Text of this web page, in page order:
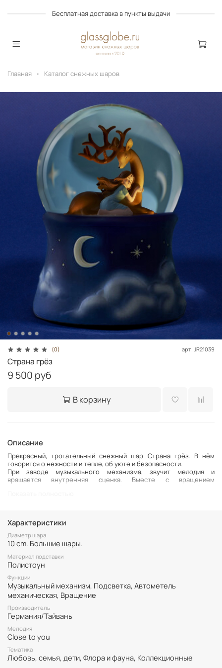
Бесплатная доставка в пункты выдачи
Главная Каталог снежных шаров
(0) арт. JR21039
Страна грёз
9 500 руб
В корзину
Описание
Прекрасный, трогательный снежный шар Страна грёз. В нём
говорится о нежности и тепле, об уюте и безопасности.
При заводе музыкального механизма, звучит мелодия и
вращается внутренняя сценка. Вместе с вращением
освещает шар, придавая ему атмосферности.
Характеристики
Диаметр шара
10 cm. Большие шары.
Материал подставки
Полистоун
Функции
Музыкальный механизм, Подсветка, Автометель
механическая, Вращение
Производитель
Германия/Тайвань
Мелодия
Сlose to you
Тематика
Любовь, семья, дети, Флора и фауна, Коллекционные